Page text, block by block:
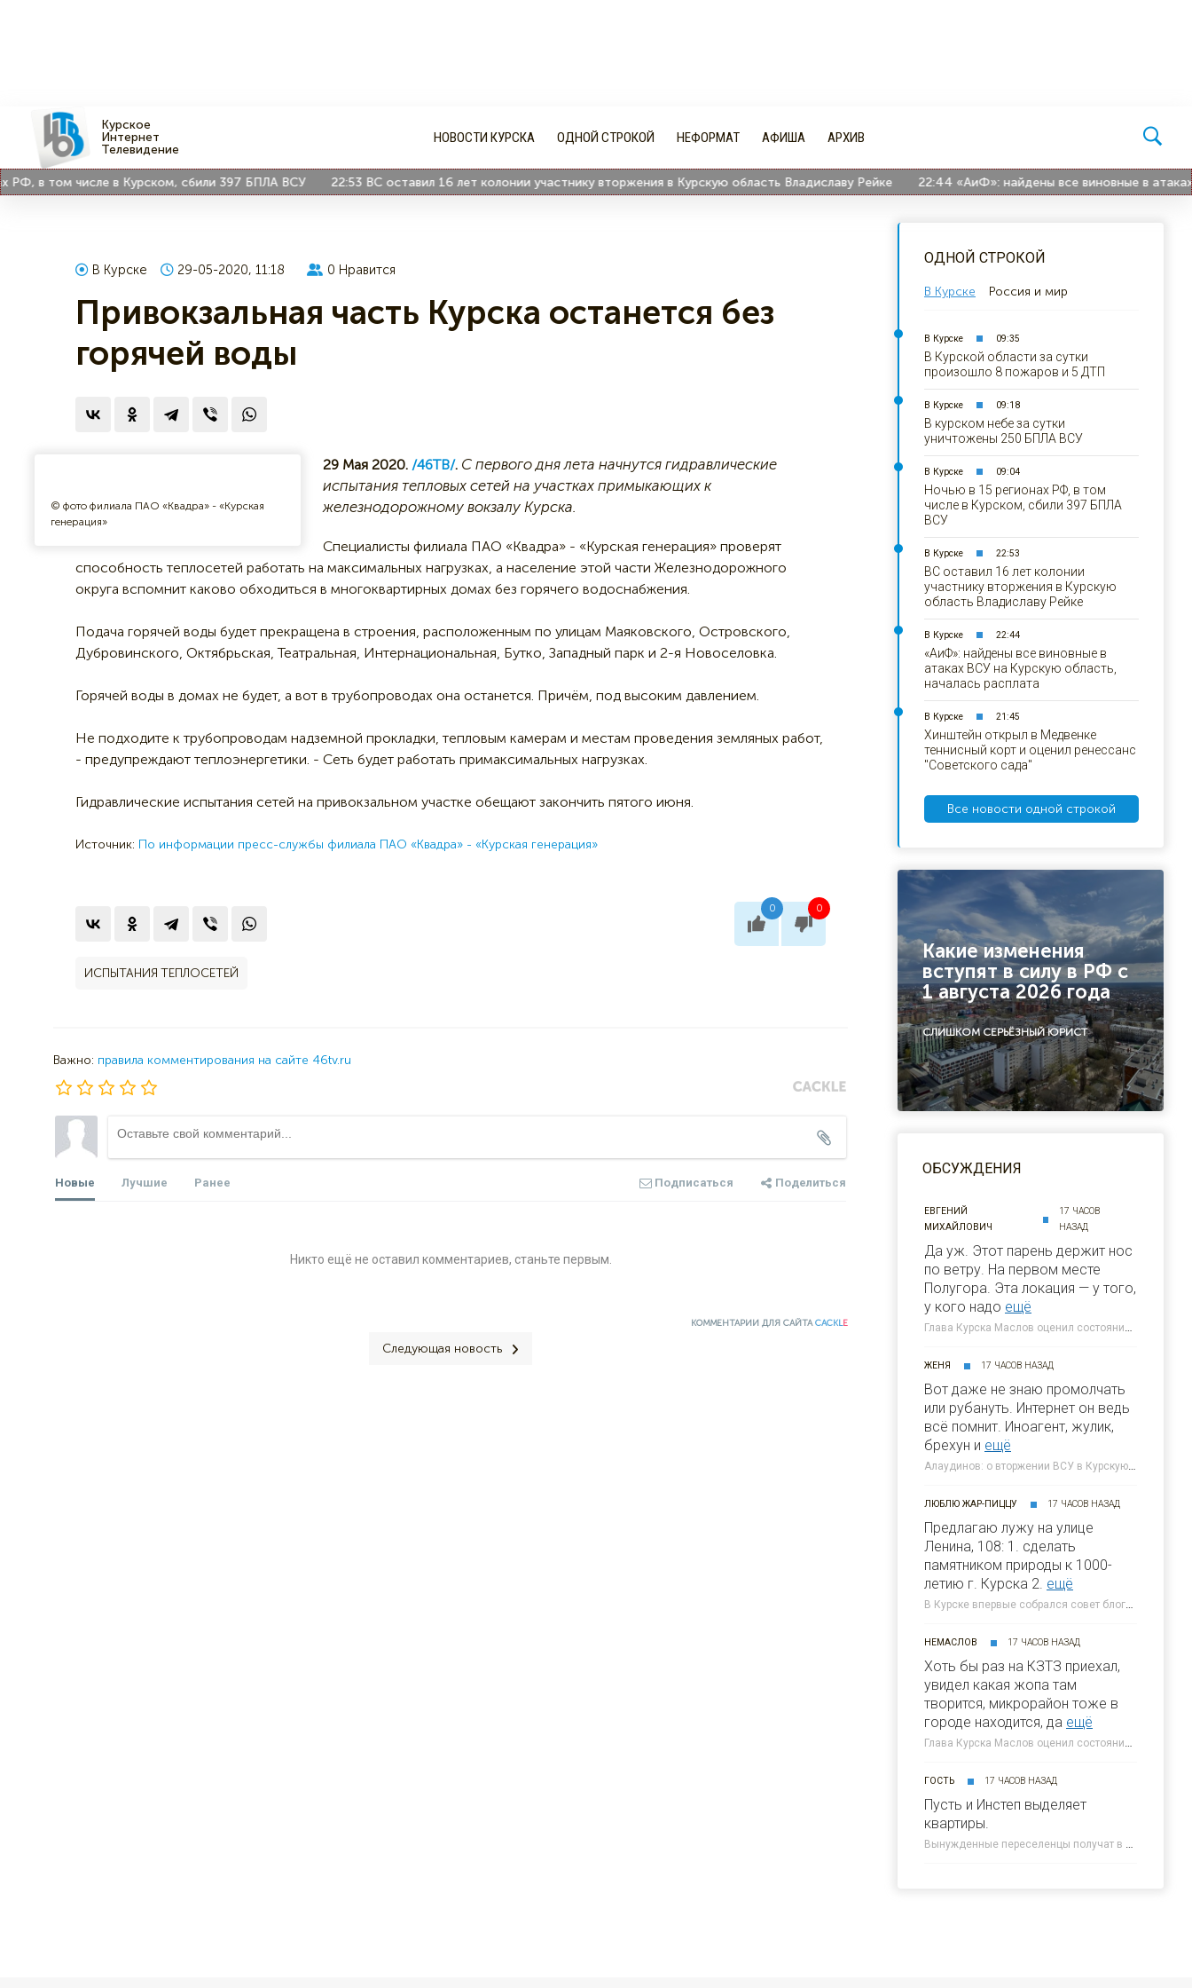
Курское
Интернет
Телевидение
НОВОСТИ КУРСКА ОДНОЙ СТРОКОЙ НЕФОРМАТ АФИША АРХИВ
в том числе в Курском, сбили 397 БПЛА ВСУ 22:53 ВС оставил 16 лет колонии участнику вторжения в Курскую область Владиславу Рейке 22:44 «АиФ»: найдены все виновные в атаках
В Курске 29-05-2020, 11:18 0 Нравится
Привокзальная часть Курска останется без
горячей воды
© фото филиала ПАО «Квадра» - «Курская
генерация»
29 Мая 2020. /46ТВ/. С первого дня лета начнутся гидравлические
испытания тепловых сетей на участках примыкающих к
железнодорожному вокзалу Курска.
Специалисты филиала ПАО «Квадра» - «Курская генерация» проверят
способность теплосетей работать на максимальных нагрузках, а население этой части Железнодорожного
округа вспомнит каково обходиться в многоквартирных домах без горячего водоснабжения.
Подача горячей воды будет прекращена в строения, расположенным по улицам Маяковского, Островского,
Дубровинского, Октябрьская, Театральная, Интернациональная, Бутко, Западный парк и 2-я Новоселовка.
Горячей воды в домах не будет, а вот в трубопроводах она останется. Причём, под высоким давлением.
Не подходите к трубопроводам надземной прокладки, тепловым камерам и местам проведения земляных работ,
- предупреждают теплоэнергетики. - Сеть будет работать примаксимальных нагрузках.
Гидравлические испытания сетей на привокзальном участке обещают закончить пятого июня.
Источник: По информации пресс-службы филиала ПАО «Квадра» - «Курская генерация»
0 0
ИСПЫТАНИЯ ТЕПЛОСЕТЕЙ
Важно: правила комментирования на сайте 46tv.ru
Новые Лучшие Ранее Подписаться Поделиться
Никто ещё не оставил комментариев, станьте первым.
КОММЕНТАРИИ ДЛЯ САЙТАCACKLE
Следующая новость
ОДНОЙ СТРОКОЙ
В Курске Россия и мир
В Курске 09:35
В Курской области за сутки
произошло 8 пожаров и 5 ДТП
В Курске 09:18
В курском небе за сутки
уничтожены 250 БПЛА ВСУ
В Курске 09:04
Ночью в 15 регионах РФ, в том
числе в Курском, сбили 397 БПЛА
ВСУ
В Курске 22:53
ВС оставил 16 лет колонии
участнику вторжения в Курскую
область Владиславу Рейке
В Курске 22:44
«АиФ»: найдены все виновные в
атаках ВСУ на Курскую область,
началась расплата
В Курске 21:45
Хинштейн открыл в Медвенке
теннисный корт и оценил ренессанс
"Советского сада"
Все новости одной строкой
Какие изменения
вступят в силу в РФ с
1 августа 2026 года
СЛИШКОМ СЕРЬЁЗНЫЙ ЮРИСТ
ОБСУЖДЕНИЯ
ЕВГЕНИЙ
МИХАЙЛОВИЧ
17 ЧАСОВ
НАЗАД
Да уж. Этот парень держит нос
по ветру. На первом месте
Полугора. Этa локация — у того,
у кого надо ещё
Глава Курска Маслов оценил состояние требующих благоустройства локаций » 46ТВ Курское Интернет Телевидение
ЖЕНЯ 17 ЧАСОВ НАЗАД
Вот даже не знаю промолчать
или рубануть. Интернет он ведь
всё помнит. Иноагент, жулик,
брехун и ещё
Алаудинов: о вторжении ВСУ в Курскую область я узнал от гражданских людей » 46ТВ Курское Интернет Телевидение
ЛЮБЛЮ ЖАР-ПИЦЦУ 17 ЧАСОВ НАЗАД
Предлагаю лужу на улице
Ленина, 108: 1. сделать
памятником природы к 1000-
летию г. Курска 2. ещё
В Курске впервые собрался совет блогеров при главе города » 46ТВ Курское Интернет Телевидение
НЕМАСЛОВ 17 ЧАСОВ НАЗАД
Хоть бы раз на КЗТЗ приехал,
увидел какая жопа там
творится, микрорайон тоже в
городе находится, да ещё
Глава Курска Маслов оценил состояние требующих благоустройства локаций » 46ТВ Курское Интернет Телевидение
ГОСТЬ 17 ЧАСОВ НАЗАД
Пусть и Инстеп выделяет
квартиры.
Вынужденные переселенцы получат в Курске около 300 квартир от КПД » 46ТВ Курское Интернет Телевидение